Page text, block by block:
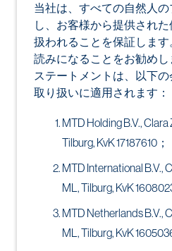
当社は、すべての自然人
し、お客様から提供され
扱われることを保証しま
読みになることをお勧め
ステートメントは、以下
取り扱いに適用されます：
MTD Holding B.V.,
Tilburg, KvK 17187610；
MTD International B.V.,
ML, Tilburg, KvK
MTD Netherlands B.V.,
ML, Tilburg, KvK